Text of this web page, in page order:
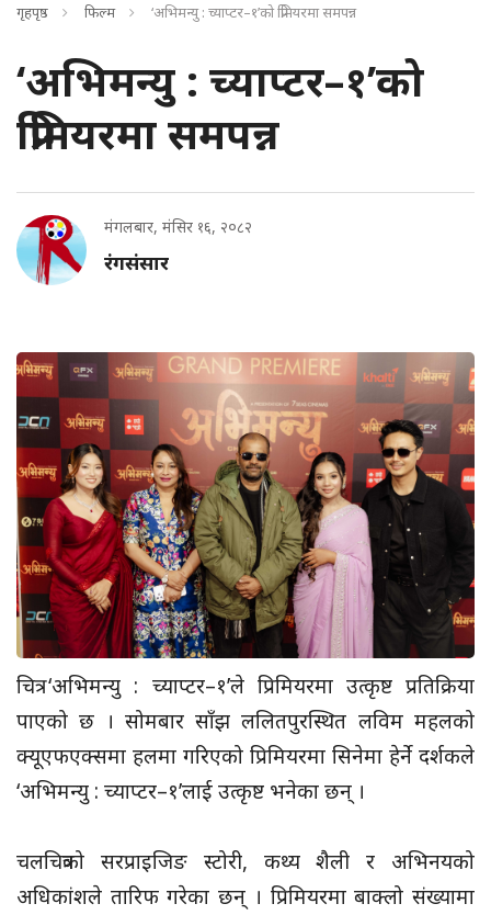
गृहपृष्ठ फिल्म ‘अभिमन्यु : च्याप्टर–१’को प्रिमियरमा समपन्न
‘अभिमन्यु : च्याप्टर–१’को
प्रिमियरमा समपन्न
मंगलबार, मंसिर १६, २०८२
रंगसंसार
चित्र ‘अभिमन्यु : च्याप्टर–१’ले प्रिमियरमा उत्कृष्ट प्रतिक्रिया
पाएको छ । सोमबार साँझ ललितपुरस्थित लविम महलको
क्यूएफएक्समा हलमा गरिएको प्रिमियरमा सिनेमा हेर्ने दर्शकले
‘अभिमन्यु : च्याप्टर–१’लाई उत्कृष्ट भनेका छन् ।
चलचित्रको सरप्राइजिङ स्टोरी, कथ्य शैली र अभिनयको
अधिकांशले तारिफ गरेका छन् । प्रिमियरमा बाक्लो संख्यामा